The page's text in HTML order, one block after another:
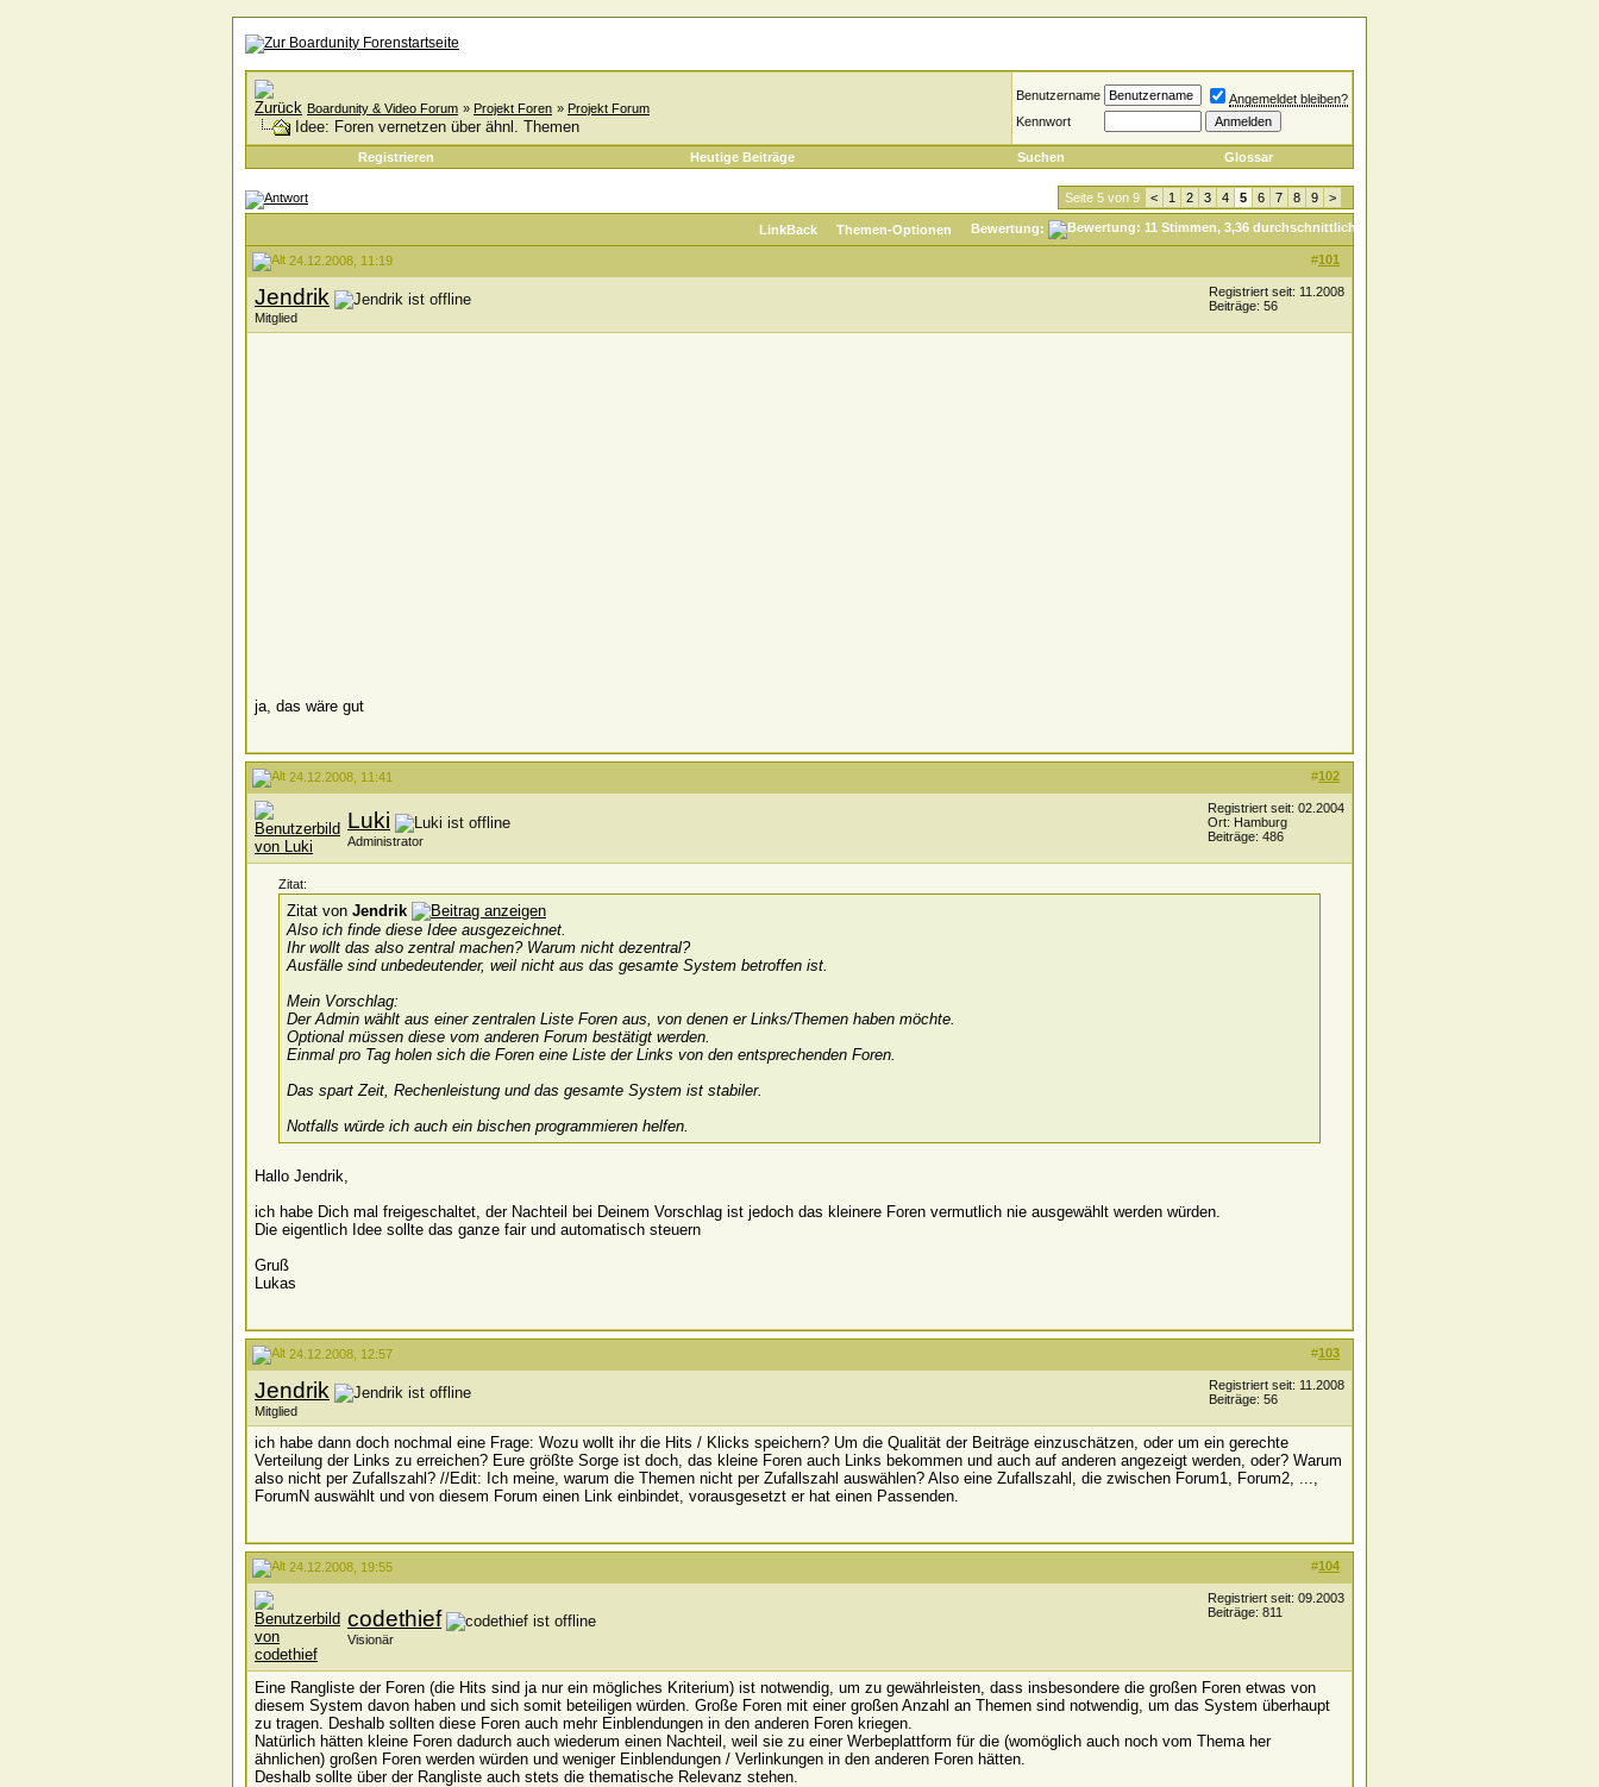
Boardunity & Video Forum » Projekt Foren » Projekt Forum
Idee: Foren vernetzen über ähnl. Themen
Benutzername
Angemeldet bleiben?
Kennwort
Registrieren Heutige Beiträge Suchen Glossar
Seite 5 von 9 < 1 2 3 4 5 6 7 8 9 >
LinkBack Themen-Optionen Bewertung:
#101
24.12.2008, 11:19
Jendrik
Mitglied
Registriert seit: 11.2008
Beiträge: 56
ja, das wäre gut
#102
24.12.2008, 11:41
Luki
Administrator
Registriert seit: 02.2004
Ort: Hamburg
Beiträge: 486
Zitat:
Zitat von Jendrik
Also ich finde diese Idee ausgezeichnet.
Ihr wollt das also zentral machen? Warum nicht dezentral?
Ausfälle sind unbedeutender, weil nicht aus das gesamte System betroffen ist.
Mein Vorschlag:
Der Admin wählt aus einer zentralen Liste Foren aus, von denen er Links/Themen haben möchte.
Optional müssen diese vom anderen Forum bestätigt werden.
Einmal pro Tag holen sich die Foren eine Liste der Links von den entsprechenden Foren.
Das spart Zeit, Rechenleistung und das gesamte System ist stabiler.
Notfalls würde ich auch ein bischen programmieren helfen.
Hallo Jendrik,
ich habe Dich mal freigeschaltet, der Nachteil bei Deinem Vorschlag ist jedoch das kleinere Foren vermutlich nie ausgewählt werden würden.
Die eigentlich Idee sollte das ganze fair und automatisch steuern
Gruß
Lukas
#103
24.12.2008, 12:57
Jendrik
Mitglied
Registriert seit: 11.2008
Beiträge: 56
ich habe dann doch nochmal eine Frage: Wozu wollt ihr die Hits / Klicks speichern? Um die Qualität der Beiträge einzuschätzen, oder um ein gerechte
Verteilung der Links zu erreichen? Eure größte Sorge ist doch, das kleine Foren auch Links bekommen und auch auf anderen angezeigt werden, oder? Warum
also nicht per Zufallszahl? //Edit: Ich meine, warum die Themen nicht per Zufallszahl auswählen? Also eine Zufallszahl, die zwischen Forum1, Forum2, ...,
ForumN auswählt und von diesem Forum einen Link einbindet, vorausgesetzt er hat einen Passenden.
#104
24.12.2008, 19:55
codethief
Visionär
Registriert seit: 09.2003
Beiträge: 811
Eine Rangliste der Foren (die Hits sind ja nur ein mögliches Kriterium) ist notwendig, um zu gewährleisten, dass insbesondere die großen Foren etwas von
diesem System davon haben und sich somit beteiligen würden. Große Foren mit einer großen Anzahl an Themen sind notwendig, um das System überhaupt
zu tragen. Deshalb sollten diese Foren auch mehr Einblendungen in den anderen Foren kriegen.
Natürlich hätten kleine Foren dadurch auch wiederum einen Nachteil, weil sie zu einer Werbeplattform für die (womöglich auch noch vom Thema her
ähnlichen) großen Foren werden würden und weniger Einblendungen / Verlinkungen in den anderen Foren hätten.
Deshalb sollte über der Rangliste auch stets die thematische Relevanz stehen.